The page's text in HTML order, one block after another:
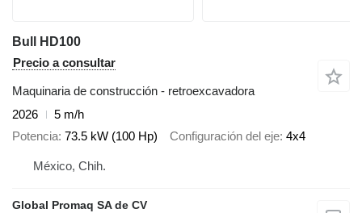
Bull HD100
Precio a consultar
Maquinaria de construcción - retroexcavadora
2026
5 m/h
Potencia 73.5 kW (100 Hp) Configuración del eje 4x4
México, Chih.
Global Promaq SA de CV